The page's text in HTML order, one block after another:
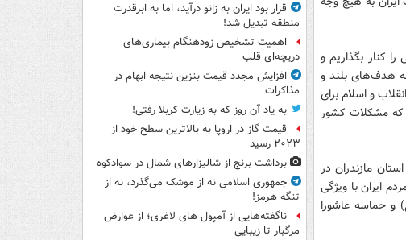
کنار بگذاریم و
هدف‌های بلند و
و اسلام برای
که مشکلات کشور
مازندران در
ایران با ویژگی
و حماسه عاشورا
قرار بود ایران به زانو درآید، اما به ابرقدرت
منطقه تبدیل شد!
اهمیت تشخیص زودهنگام بیماری‌های
دریچه‌ای قلب
افزایش مجدد قیمت بنزین نتیجه ابهام در
مذاکرات
به یاد آن روز که به زیارت کربلا رفتی!
قیمت گاز در اروپا به بالاترین سطح خود از
۲۰۲۳ رسید
برداشت برنج از شالیزارهای شمال در سوادکوه
جمهوری اسلامی نه از موشک می‌گذرد، نه از
تنگه هرمز!
ناگفته‌هایی از آمپول های لاغری؛ از عوارض
مرگبار تا زیبایی